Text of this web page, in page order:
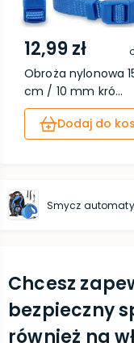
12,99 zł
Obroża nylonowa
cm / 10 mm kró...
Dodaj do
Chcesz
bezpieczny
również na